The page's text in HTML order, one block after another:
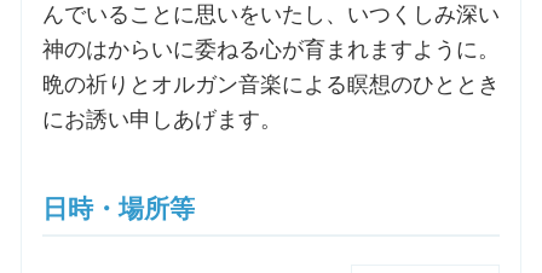
交通・アクセス
ご利用にあたって
んでいることに思いをいたし、いつくしみ深い
神のはからいに委ねる心が育まれますように。
晩の祈りとオルガン音楽による瞑想のひととき
にお誘い申しあげます。
日時・場所等